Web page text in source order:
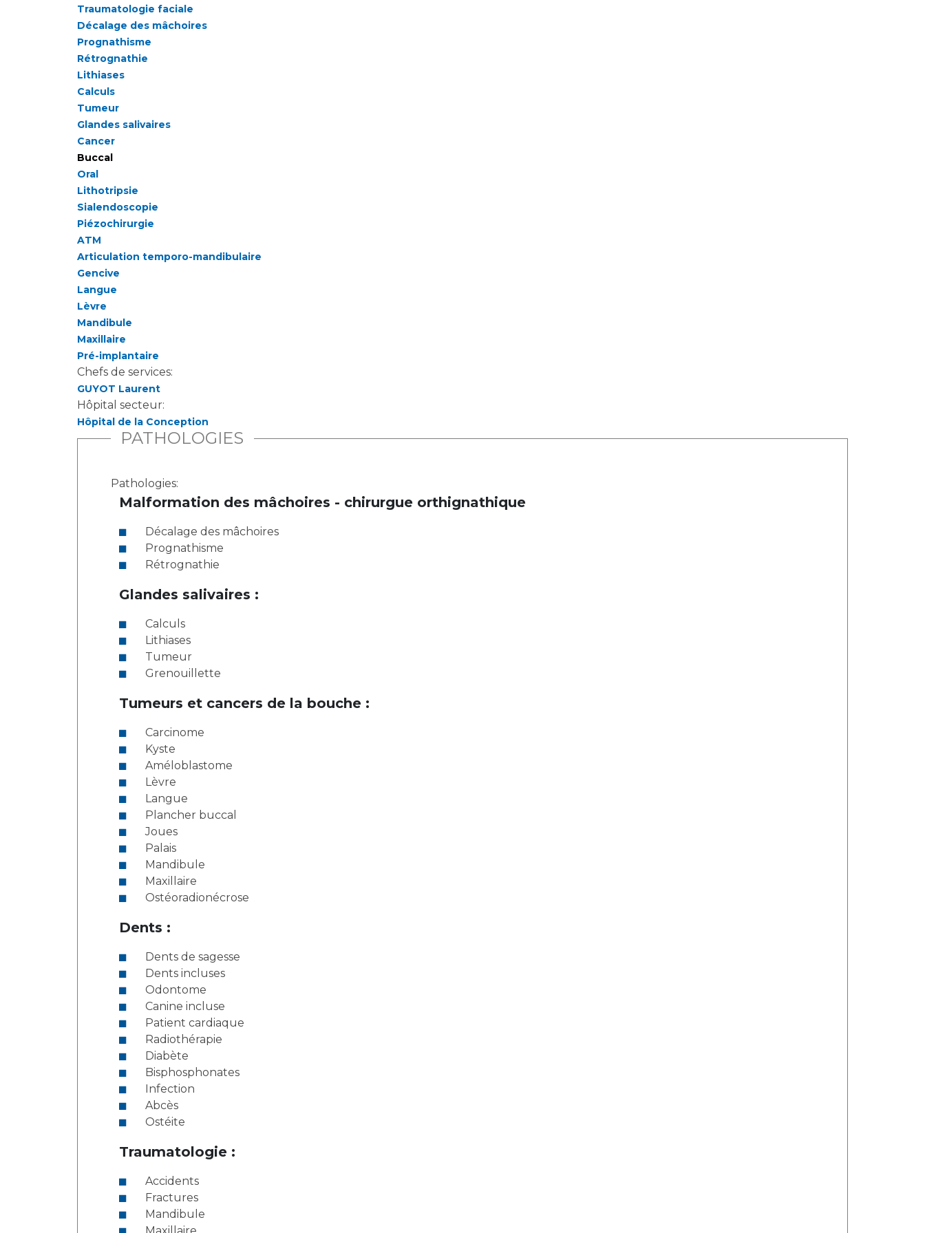
Traumatologie faciale
Décalage des mâchoires
Prognathisme
Rétrognathie
Lithiases
Calculs
Tumeur
Glandes salivaires
Cancer
Buccal
Oral
Lithotripsie
Sialendoscopie
Piézochirurgie
ATM
Articulation temporo-mandibulaire
Gencive
Langue
Lèvre
Mandibule
Maxillaire
Pré-implantaire
Chefs de services:
GUYOT Laurent
Hôpital secteur:
Hôpital de la Conception
PATHOLOGIES
Pathologies:
Malformation des mâchoires - chirurgue orthignathique
Décalage des mâchoires
Prognathisme
Rétrognathie
Glandes salivaires :
Calculs
Lithiases
Tumeur
Grenouillette
Tumeurs et cancers de la bouche :
Carcinome
Kyste
Améloblastome
Lèvre
Langue
Plancher buccal
Joues
Palais
Mandibule
Maxillaire
Ostéoradionécrose
Dents :
Dents de sagesse
Dents incluses
Odontome
Canine incluse
Patient cardiaque
Radiothérapie
Diabète
Bisphosphonates
Infection
Abcès
Ostéite
Traumatologie :
Accidents
Fractures
Mandibule